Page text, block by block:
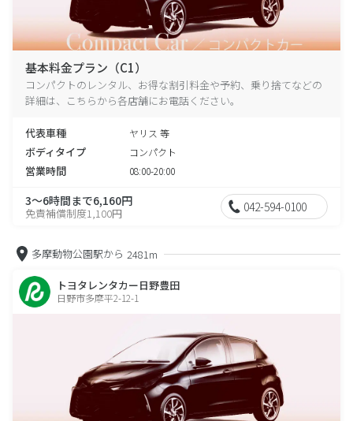
基本料金プラン（C1）
コンパクトのレンタル、お得な割引料金や予約、乗り捨てなどの
詳細は、こちらから各店舗にお電話ください。
代表車種 ヤリス 等
ボディタイプ コンパクト
営業時間 08:00-20:00
3～6時間まで6,160円
免責補償制度1,100円 042-594-0100
多摩動物公園駅から 2481m
トヨタレンタカー日野豊田
日野市多摩平2-12-1